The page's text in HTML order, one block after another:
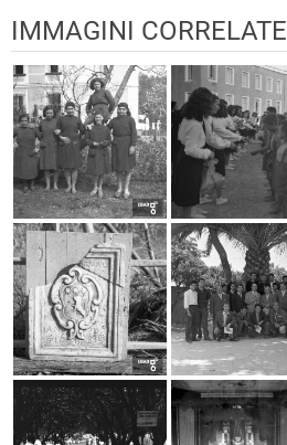
IMMAGINI CORRELATE